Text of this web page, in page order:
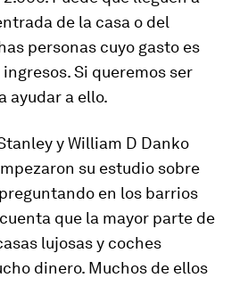
de la casa o del
personas cuyo gasto es
Si queremos ser
ayudar a ello.
y William D Danko
su estudio sobre
en los barrios
que la mayor parte de
lujosas y coches
dinero. Muchos de ellos